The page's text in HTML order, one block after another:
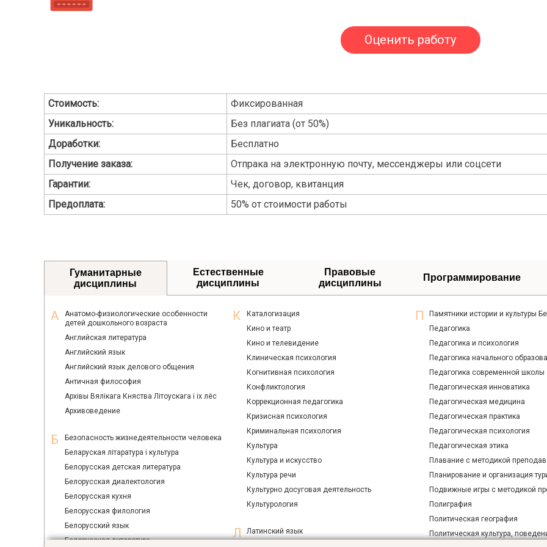
Оценить работу
Стоимость:
Фиксированная
Уникальность:
Без плагиата (от 50%)
Доработки:
Бесплатно
Получение заказа:
Отпрака на электронную почту, мессенджеры или соцсети
Гарантии:
Чек, договор, квитанция
Предоплата:
50% от стоимости работы
Гуманитарные
дисциплины
Естественные
дисциплины
Правовые
дисциплины
Программирование
Анатомо-физиологические особенности
детей дошкольного возраста
Английская литература
Английский язык
Английский язык делового общения
Античная философия
Архiвы Вялiкага Княства Лiтоускага i ix лёс
Архивоведение
Безопасность жизнедеятельности человека
Беларуская лiтаратура i культура
Белорусская детская литература
Белорусская диалектология
Белорусская кухня
Белорусская филология
Белорусский язык
Белорусская литература
Каталогизация
Кино и театр
Кино и телевидение
Клиническая психология
Когнитивная психология
Конфликтология
Коррекционная педагогика
Кризисная психология
Криминальная психология
Культура
Культура и искусство
Культура речи
Культурно досуговая деятельность
Культурология
Латинский язык
Памятники истории и культуры
Педагогика
Педагогика и психология
Педагогика начального
Педагогика современной школы
Педагогическая инноватика
Педагогическая медицина
Педагогическая практика
Педагогическая психология
Педагогическая этика
Плавание с методикой
Планирование и организация
Подвижные игры с методикой
Полиграфия
Политическая география
Политическая культура,